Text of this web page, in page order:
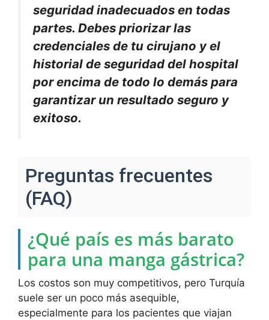
seguridad inadecuados en todas
partes. Debes priorizar las
credenciales de tu cirujano y el
historial de seguridad del hospital
por encima de todo lo demás para
garantizar un resultado seguro y
exitoso.
Preguntas frecuentes
(FAQ)
¿Qué país es más barato
para una manga gástrica?
Los costos son muy competitivos, pero Turquía
suele ser un poco más asequible,
especialmente para los pacientes que viajan